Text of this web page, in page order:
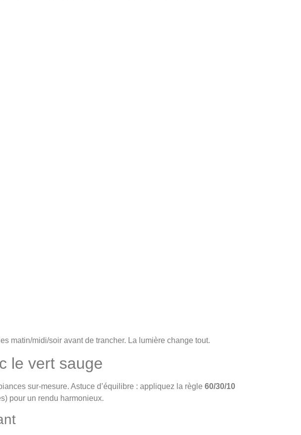
matin/midi/soir avant de trancher. La lumière change tout.
le vert sauge
sur-mesure. Astuce d’équilibre : appliquez la règle 60/30/10
pour un rendu harmonieux.